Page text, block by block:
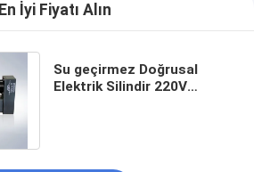
En İyi Fiyatı Alın
Su geçirmez Doğrusal
Elektrik Silindir 220V